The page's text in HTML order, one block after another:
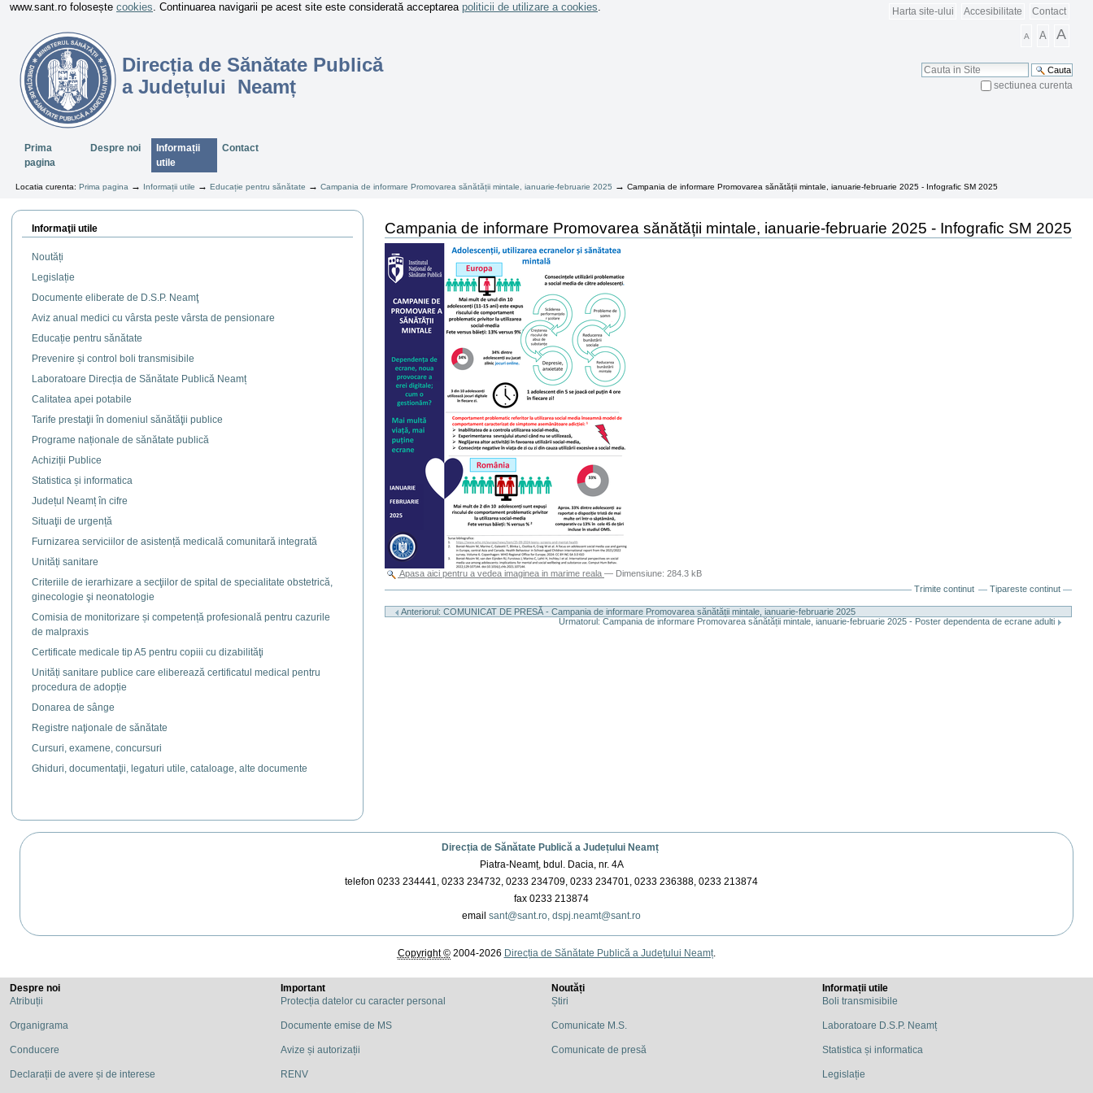
Harta site-ului Accesibilitate Contact
A A A
Cauta
sectiunea curenta
www.sant.ro folosește cookies. Continuarea navigarii pe acest site este considerată acceptarea politicii de utilizare a cookies.
Direcția de Sănătate Publică
a Județului Neamț
SectiuniPrima
pagina
Despre noi
Informații
utile
Contact
Locatia curenta: Prima pagina → Informații utile →Educație pentru sănătate →Campania de informare Promovarea sănătății mintale, ianuarie-februarie 2025 →Campania de informare Promovarea sănătății mintale, ianuarie-februarie 2025 - Infografic SM 2025
Informaţii utile
Noutăți
Legislație
Documente eliberate de D.S.P. Neamţ
Aviz anual medici cu vârsta peste vârsta de pensionare
Educație pentru sănătate
Prevenire și control boli transmisibile
Laboratoare Direcția de Sănătate Publică Neamț
Calitatea apei potabile
Tarife prestaţii în domeniul sănătăţii publice
Programe naționale de sănătate publică
Achiziții Publice
Statistica și informatica
Județul Neamț în cifre
Situaţii de urgență
Furnizarea serviciilor de asistență medicală comunitară integrată
Unități sanitare
Criteriile de ierarhizare a secţiilor de spital de specialitate obstetrică,
ginecologie şi neonatologie
Comisia de monitorizare și competență profesională pentru cazurile
de malpraxis
Certificate medicale tip A5 pentru copiii cu dizabilităţi
Unități sanitare publice care eliberează certificatul medical pentru
procedura de adopție
Donarea de sânge
Registre naţionale de sănătate
Cursuri, examene, concursuri
Ghiduri, documentaţii, legaturi utile, cataloage, alte documente
Campania de informare Promovarea sănătății mintale, ianuarie-februarie 2025 - Infografic SM 2025
Apasa aici pentru a vedea imaginea in marime reala — Dimensiune: 284.3 kB
document
Trimite continut Tipareste continut
Anteriorul: COMUNICAT DE PRESĂ - Campania de informare Promovarea sănătății mintale, ianuarie-februarie 2025
Urmatorul: Campania de informare Promovarea sănătății mintale, ianuarie-februarie 2025 - Poster dependenta de ecrane adulti
Direcția de Sănătate Publică a Județului Neamț
Piatra-Neamț, bdul. Dacia, nr. 4A
telefon 0233 234441, 0233 234732, 0233 234709, 0233 234701, 0233 236388, 0233 213874
fax 0233 213874
email sant@sant.ro, dspj.neamt@sant.ro
Copyright ©2004-2026 Direcția de Sănătate Publică a Județului Neamț.
Despre noi
Atribuții
Organigrama
Conducere
Declarații de avere și de interese
Important
Protecția datelor cu caracter personal
Documente emise de MS
Avize și autorizații
RENV
Noutăți
Știri
Comunicate M.S.
Comunicate de presă
Informații utile
Boli transmisibile
Laboratoare D.S.P. Neamț
Statistica și informatica
Legislație